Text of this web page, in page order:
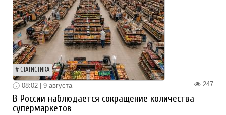
СТАТИСТИКА
247
08:02 | 9 августа
В России наблюдается сокращение количества
супермаркетов